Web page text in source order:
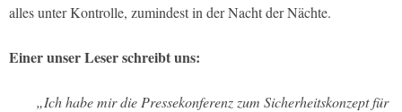
alles unter Kontrolle, zumindest in der Nacht der Nächte.
Einer unser Leser schreibt uns:
„Ich habe mir die Pressekonferenz zum Sicherheitskonzept für